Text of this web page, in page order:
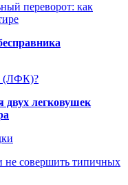
переворот: как
(ЛФК)?
двух легковушек
не совершить типичных